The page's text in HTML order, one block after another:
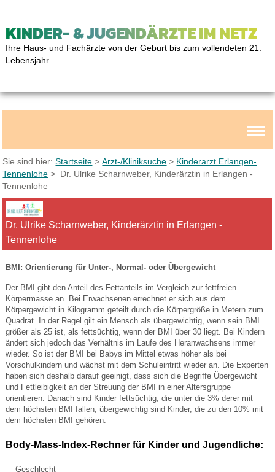
KINDER- & JUGENDÄRZTE IM NETZ
Ihre Haus- und Fachärzte von der Geburt bis zum vollendeten 21.
Lebensjahr
Sie sind hier:Startseite >Arzt-/Kliniksuche > Kinderarzt Erlangen-
Tennenlohe > Dr. Ulrike Scharnweber, Kinderärztin in Erlangen -
Tennenlohe
Dr. Ulrike Scharnweber, Kinderärztin in Erlangen -
Tennenlohe
BMI: Orientierung für Unter-, Normal- oder Übergewicht
Der BMI gibt den Anteil des Fettanteils im Vergleich zur fettfreien
Körpermasse an. Bei Erwachsenen errechnet er sich aus dem
Körpergewicht in Kilogramm geteilt durch die Körpergröße in Metern zum
Quadrat. In der Regel gilt ein Mensch als übergewichtig, wenn sein BMI
größer als 25 ist, als fettsüchtig, wenn der BMI über 30 liegt. Bei Kindern
ändert sich jedoch das Verhältnis im Laufe des Heranwachsens immer
wieder. So ist der BMI bei Babys im Mittel etwas höher als bei
Vorschulkindern und wächst mit dem Schuleintritt wieder an. Die Experten
haben sich deshalb darauf geeinigt, dass sich die Begriffe Übergewicht
und Fettleibigkeit an der Streuung der BMI in einer Altersgruppe
orientieren. Danach sind Kinder fettsüchtig, die unter die 3% derer mit
dem höchsten BMI fallen; übergewichtig sind Kinder, die zu den 10% mit
dem höchsten BMI gehören.
Body-Mass-Index-Rechner für Kinder und Jugendliche:
Geschlecht